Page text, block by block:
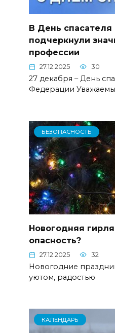
В День спасателя
подчеркнули
профессии
27.12.2025 30
27 декабря – День
Федерации
БЕЗОПАСНОСТЬ
Новогодняя
опасность?
27.12.2025 32
Новогодние
уютом, радостью
КАЛЕНДАРЬ